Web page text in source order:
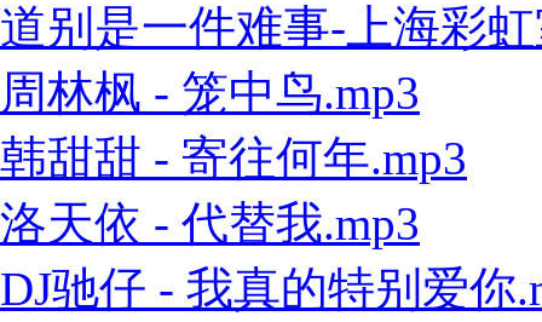
道别是一件难事-上海彩
周林枫 - 笼中鸟.mp3
韩甜甜 - 寄往何年.mp3
洛天依 - 代替我.mp3
DJ驰仔 - 我真的特别爱你